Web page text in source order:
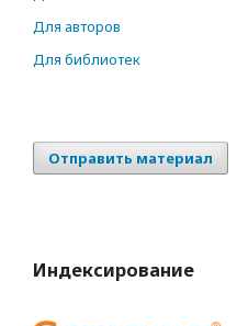
Для авторов
Для библиотек
Отправить материал
Индексирование